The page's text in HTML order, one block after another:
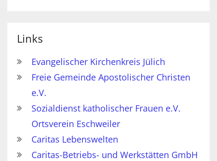
Links
Evangelischer Kirchenkreis Jülich
Freie Gemeinde Apostolischer Christen
e.V.
Sozialdienst katholischer Frauen e.V.
Ortsverein Eschweiler
Caritas Lebenswelten
Caritas-Betriebs- und Werkstätten GmbH